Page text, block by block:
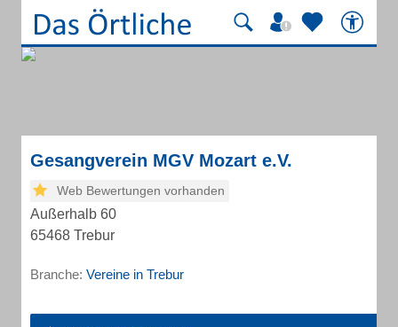
Gesangverein MGV Mozart e.V.
Web Bewertungen vorhanden
Außerhalb 60
65468 Trebur
Branche: Vereine in Trebur